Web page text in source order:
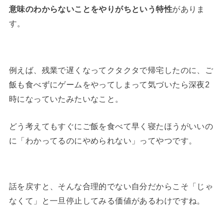
意味のわからないことをやりがちという特性がありま
す。
例えば、残業で遅くなってクタクタで帰宅したのに、ご
飯も食べずにゲームをやってしまって気づいたら深夜2
時になっていたみたいなこと。
どう考えてもすぐにご飯を食べて早く寝たほうがいいの
に「わかってるのにやめられない」ってやつです。
話を戻すと、そんな合理的でない自分だからこそ「じゃ
なくて」と一旦停止してみる価値があるわけですね。